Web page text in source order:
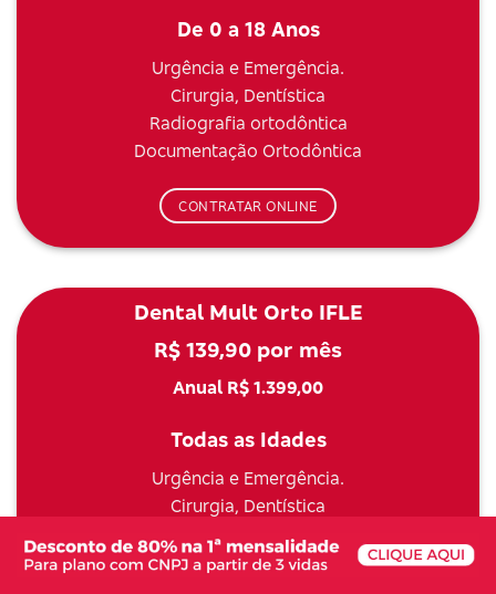
De 0 a 18 Anos
Urgência e Emergência.
Cirurgia, Dentística
Radiografia ortodôntica
Documentação Ortodôntica
CONTRATAR ONLINE
Dental Mult Orto IFLE
R$ 139,90 por mês
Anual R$ 1.399,00
Todas as Idades
Urgência e Emergência.
Cirurgia, Dentística
Aparelhos móveis
Manutenção Ortodôntica